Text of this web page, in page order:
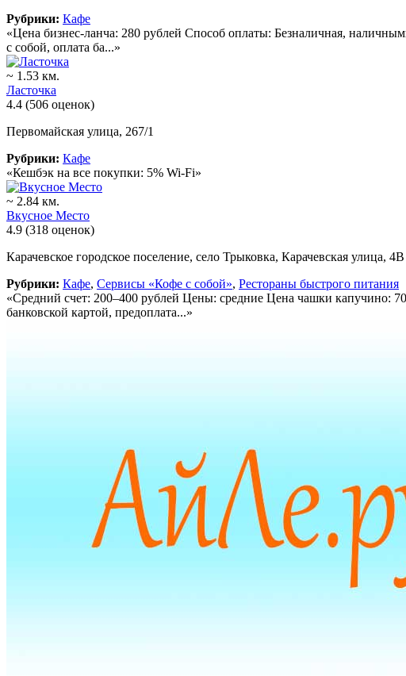
Рубрики: Кафе
«Цена бизнес-ланча: 280 рублей Способ оплаты: Безналичная,
с собой, оплата ба...»
~ 1.53 км.
Ласточка
4.4 (506 оценок)
Первомайская улица, 267/1
Рубрики: Кафе
«Кешбэк на все покупки: 5% Wi-Fi»
~ 2.84 км.
Вкусное Место
4.9 (318 оценок)
Карачевское городское поселение, село Трыковка, Карачевская улица, 4В
Рубрики: Кафе, Сервисы «Кофе с собой», Рестораны быстрого питания
«Средний счет: 200–400 рублей Цены: средние Цена чашки капучино:
банковской картой, предоплата...»